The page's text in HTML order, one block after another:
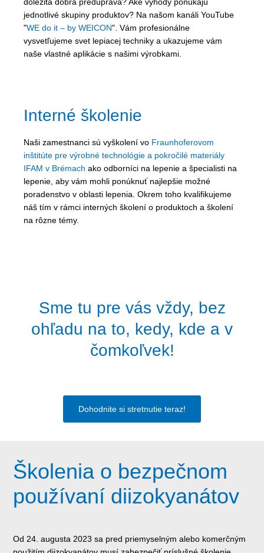
dôležitá dobrá predúprava? Aké výhody ponúkajú
jednotlivé skupiny produktov? Na našom kanáli YouTube
"WE do it – by WEICON". Vám profesionálne
vysvetľujeme svet lepiacej techniky a ukazujeme vám
naše vlastné aplikácie s našimi výrobkami.
Interné školenie
Naši zamestnanci sú vyškolení vo Fraunhoferovom
inštitúte pre výrobné technológie a pokročilé materiály
IFAM v Brémach ako odborníci na lepenie a špecialisti na
lepenie, aby vám mohli ponúknuť najlepšie možné
poradenstvo v oblasti lepenia. Okrem toho kvalifikujeme
náš tím v rámci interných školení o produktoch a školení
na rôzne témy.
Sme tu pre vás vždy, bez
ohľadu na to, kedy, kde a v
čomkoľvek!
Dohodnite si stretnutie teraz!
Školenia o bezpečnom
používaní diizokyanátov
Od 24. augusta 2023 sa pred priemyselným alebo komerčným